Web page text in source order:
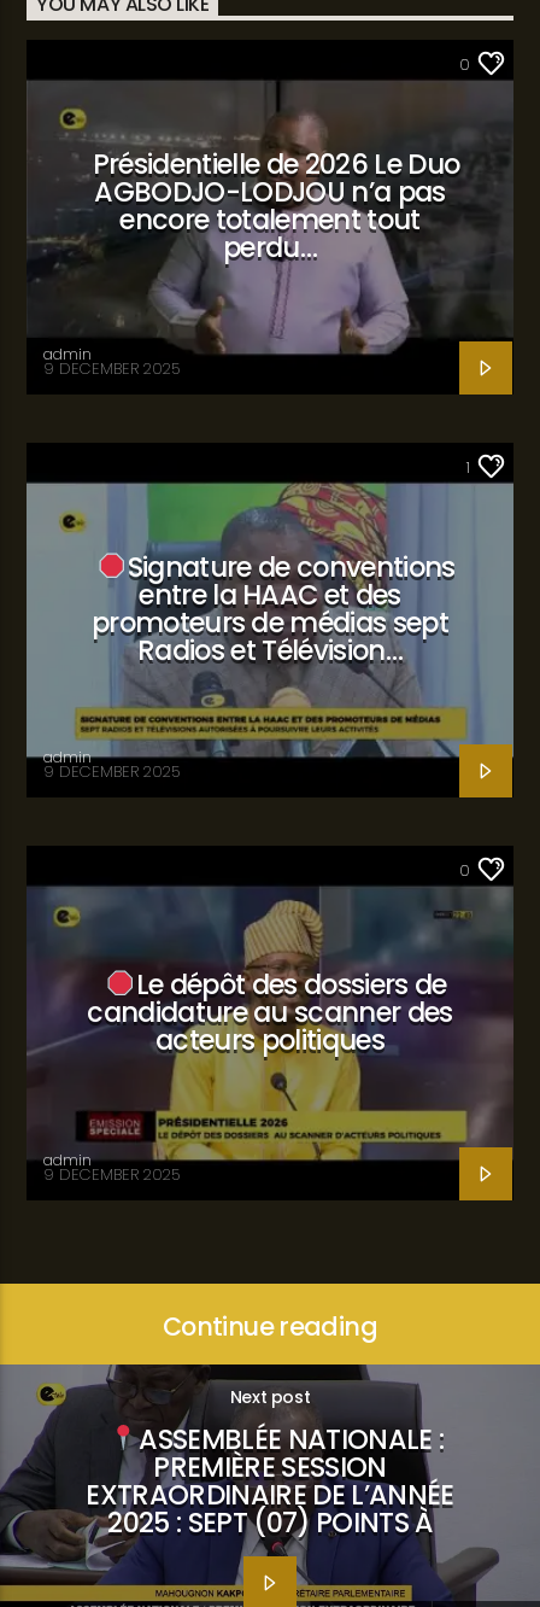
0
Présidentielle de 2026 Le Duo
AGBODJO-LODJOU n’a pas
encore totalement tout
perdu…
admin
9 DECEMBER 2025
1
Signature de conventions
entre la HAAC et des
promoteurs de médias sept
Radios et Télévision…
admin
9 DECEMBER 2025
0
Le dépôt des dossiers de
candidature au scanner des
acteurs politiques
admin
9 DECEMBER 2025
Continue reading
Next post
ASSEMBLÉE NATIONALE :
PREMIÈRE SESSION
EXTRAORDINAIRE DE L’ANNÉE
2025 : SEPT (07) POINTS À